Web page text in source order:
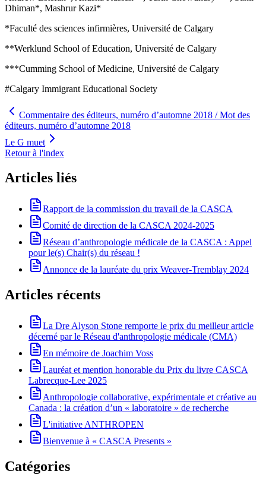
Dhiman*, Mashrur Kazi*
*Faculté des sciences infirmières, Université de Calgary
**Werklund School of Education, Université de Calgary
***Cumming School of Medicine, Université de Calgary
#Calgary Immigrant Educational Society
Commentaire des éditeurs, numéro d’automne 2018 / Mot des
éditeurs, numéro d’automne 2018
Le G muet
Retour à l'index
Articles liés
Rapport de la commission du travail de la CASCA
Comité de direction de la CASCA 2024-2025
Réseau d’anthropologie médicale de la CASCA : Appel
pour le(s) Chair(s) du réseau !
Annonce de la lauréate du prix Weaver-Tremblay 2024
Articles récents
La Dre Alyson Stone remporte le prix du meilleur article
décerné par le Réseau d'anthropologie médicale (CMA)
En mémoire de Joachim Voss
Lauréat et mention honorable du Prix du livre CASCA
Labrecque-Lee 2025
Anthropologie collaborative, expérimentale et créative au
Canada : la création d’un « laboratoire » de recherche
L'initiative ANTHROPEN
Bienvenue à « CASCA Presents »
Catégories